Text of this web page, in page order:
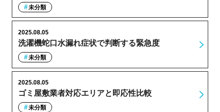
未分類
洗濯機蛇口水漏れ症状で判断する緊急度
2025.08.05
未分類
ゴミ屋敷業者対応エリアと即応性比較
2025.08.05
未分類